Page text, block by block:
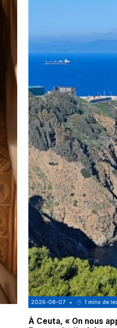
2026-08-07 • 1 mins de
À Ceuta, « On nous